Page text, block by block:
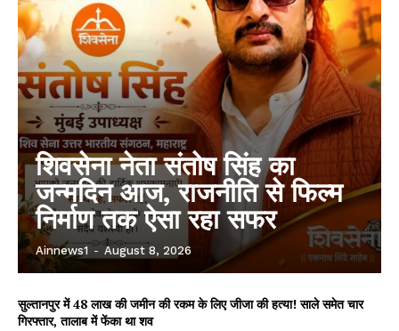
शिवसेना नेता संतोष सिंह का
जन्मदिन आज, राजनीति से फिल्म
निर्माण तक ऐसा रहा सफर
Ainnews1 - August 8, 2026
सुल्तानपुर में 48 लाख की जमीन की रकम के लिए जीजा की हत्या! साले समेत चार
गिरफ्तार, तालाब में फेंका था शव